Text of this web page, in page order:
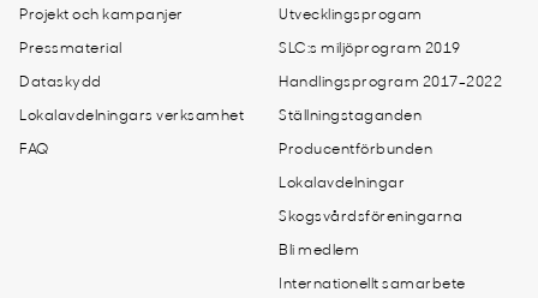
Projekt och kampanjer
Pressmaterial
Dataskydd
Lokalavdelningars verksamhet
FAQ
Utvecklingsprogam
SLC:s miljöprogram 2019
Handlingsprogram 2017-2022
Ställningstaganden
Producentförbunden
Lokalavdelningar
Skogsvårdsföreningarna
Bli medlem
Internationellt samarbete